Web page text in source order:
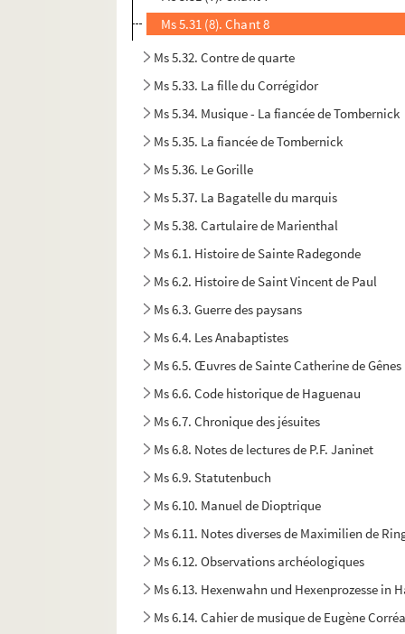
Ms 5.31 (8). Chant 8
Ms 5.32. Contre de quarte
Ms 5.33. La fille du Corrégidor
Ms 5.34. Musique - La fiancée de Tombernick
Ms 5.35. La fiancée de Tombernick
Ms 5.36. Le Gorille
Ms 5.37. La Bagatelle du marquis
Ms 5.38. Cartulaire de Marienthal
Ms 6.1. Histoire de Sainte Radegonde
Ms 6.2. Histoire de Saint Vincent de Paul
Ms 6.3. Guerre des paysans
Ms 6.4. Les Anabaptistes
Ms 6.5. Œuvres de Sainte Catherine de Gênes
Ms 6.6. Code historique de Haguenau
Ms 6.7. Chronique des jésuites
Ms 6.8. Notes de lectures de P.F. Janinet
Ms 6.9. Statutenbuch
Ms 6.10. Manuel de Dioptrique
Ms 6.11. Notes diverses de Maximilien de
Ms 6.12. Observations archéologiques
Ms 6.13. Hexenwahn und Hexenprozesse in
Ms 6.14. Cahier de musique de Eugène